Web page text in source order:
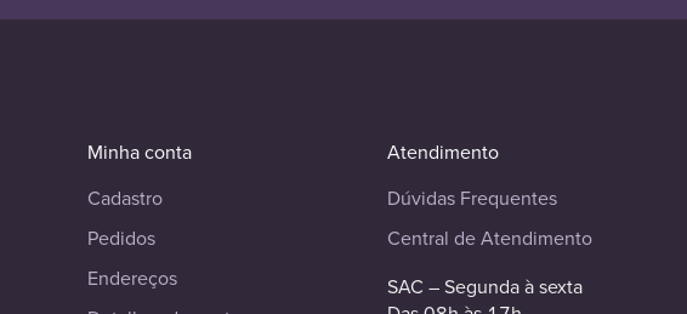
Minha conta
Cadastro
Pedidos
Endereços
Atendimento
Dúvidas Frequentes
Central de Atendimento
SAC – Segunda à sexta